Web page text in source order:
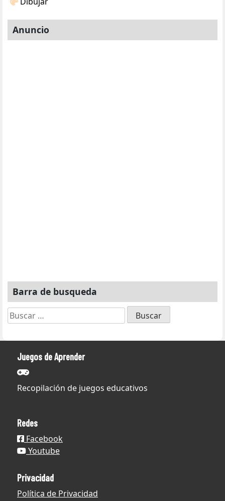
Anuncio
Barra de busqueda
Buscar:
Juegos de Aprender
Recopilación de juegos educativos
Redes
Facebook
Youtube
Privacidad
Política de Privacidad